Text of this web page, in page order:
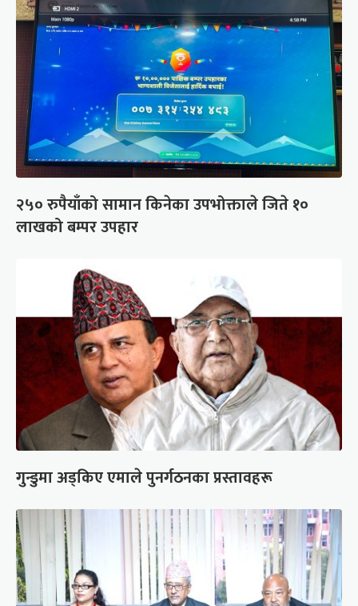
२५० रुपैयाँको सामान किनेका उपभोक्ताले जिते १०
लाखको बम्पर उपहार
गुन्डुमा अड्किए एमाले पुनर्गठनका प्रस्तावहरू